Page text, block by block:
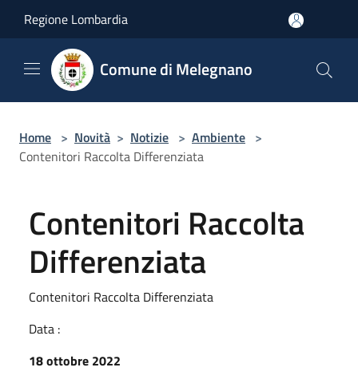
Regione Lombardia
Comune di Melegnano
Home > Novità > Notizie > Ambiente >
Contenitori Raccolta Differenziata
Contenitori Raccolta
Differenziata
Contenitori Raccolta Differenziata
Data :
18 ottobre 2022